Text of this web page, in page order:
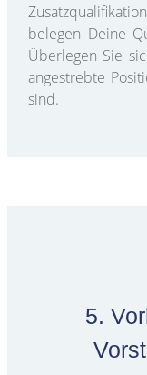
belegen Deine
Überlegen Sie
angestrebte
sind.
5.